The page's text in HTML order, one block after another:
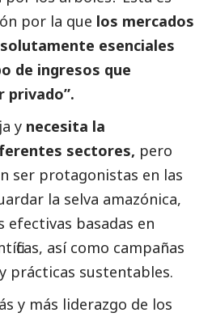
por la que los mercados
esenciales
de ingresos que
privado”.
y necesita la
sectores, pero
ser protagonistas en las
la selva amazónica,
efectivas basadas en
así como campañas
prácticas sustentables.
y más liderazgo de los